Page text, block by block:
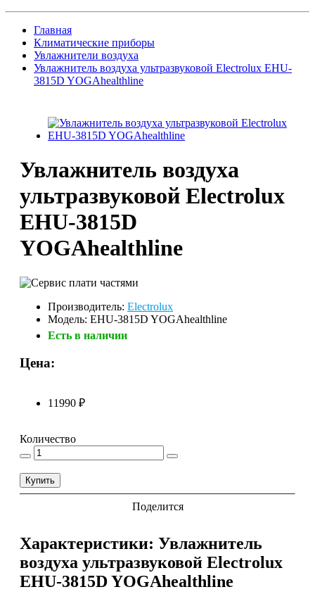
Главная
Климатические приборы
Увлажнители воздуха
Увлажнитель воздуха ультразвуковой Electrolux EHU-
3815D YOGAhealthline
Увлажнитель воздуха
ультразвуковой Electrolux
EHU-3815D
YOGAhealthline
Производитель: Electrolux
Модель: EHU-3815D YOGAhealthline
Есть в наличии
Цена:
11990 ₽
Количество
Купить
Поделится
Характеристики: Увлажнитель
воздуха ультразвуковой Electrolux
EHU-3815D YOGAhealthline